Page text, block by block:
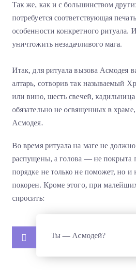
Так же, как и с большинством
потребуется соответствующая
особенности конкретного
уничтожить незадачливого мага.
Итак, для ритуала вызова Асмодея
алтарь, сотворив так называемый
или вино, шесть свечей,
обязательно не освященных в
Асмодея.
Во время ритуала на маге не
распущены, а голова — не покрыта
порядке не только не поможет, но и
покорен. Кроме этого, при
спросить:
Ты — Асмодей?